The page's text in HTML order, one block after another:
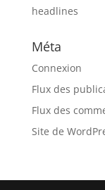
headlines
Méta
Connexion
Flux des
Flux des
Site de